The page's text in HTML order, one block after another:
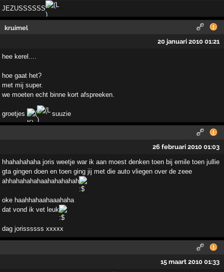
JEZUSSSSSS
kruimel
20 januari 2010 01:21
hee kerel....
hoe gaat het?
met mij super.
we moeten echt binne kort afspreeken.
groetjes suuzie
26 februari 2010 01:03
hhahahahaha joris weetje war ik aan moest denken toen bij emile toen jullie
gta gingen doen en toen ging jij met die auto vliegen over de zeee
ahhahahahahaahahahahah
oke haahhahaahaaahaha
dat vond ik vet leuk
dag jorissssss xxxxx
15 maart 2010 01:33